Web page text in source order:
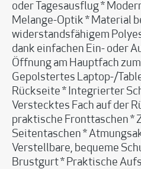
oder Tagesausflug *
Melange-Optik * Material
widerstandsfähigem
dank einfachen Ein- oder
Öffnung am Hauptfach
Gepolstertes Laptop-/
Rückseite * Integrierter
Verstecktes Fach auf der
praktische Fronttaschen *
Seitentaschen *
Verstellbare, bequeme
Brustgurt * Praktische